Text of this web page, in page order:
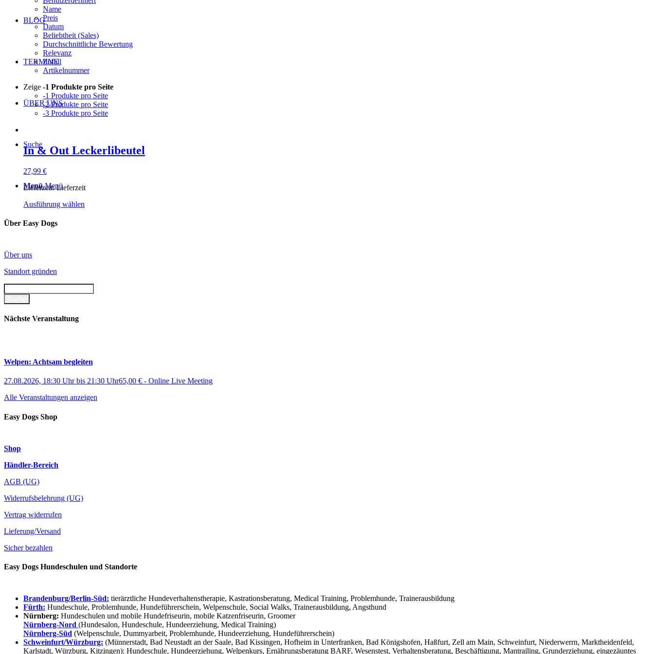
BLOG
TERMINE
ÜBER UNS
Suche
Menü Menü
Name
Preis
Datum
Beliebtheit (Sales)
Durchschnittliche Bewertung
Relevanz
Zufall
Artikelnummer
Zeige -1 Produkte pro Seite
-1 Produkte pro Seite
-2 Produkte pro Seite
-3 Produkte pro Seite
In & Out Leckerlibeutel
27,99 €
Lieferzeit:Lieferzeit
Ausführung wählen
auf
der
Über Easy Dogs
Über uns
Standort gründen
Nächste Veranstaltung
Welpen: Achtsam begleiten
27.08.2026, 18:30 Uhrbis 21:30 Uhr65,00 € - Online Live Meeting
Alle Veranstaltungen anzeigen
Easy Dogs Shop
Shop
Händler-Bereich
AGB (UG)
Widerrufsbelehrung (UG)
Vertrag widerrufen
Lieferung/Versand
Sicher bezahlen
Easy Dogs Hundeschulen und Standorte
Brandenburg/Berlin-Süd: tierärztliche Hundeverhaltenstherapie, Kastrationsberatung, Medical Training, Problemhunde, Trainerausbildung
Fürth: Hundeschule, Problemhunde, Hundeführerschein, Welpenschule, Social Walks, Trainerausbildung, Angsthund
Nürnberg: Hundeschulen und mobile Hundefriseurin, mobile Katzenfriseurin, Groomer
Nürnberg-Nord (Hundesalon, Hundeschule, Hundeerziehung, Medical Training)
Nürnberg-Süd (Welpenschule, Dummyarbeit, Problemhunde, Hundeerziehung, Hundeführerschein)
Schweinfurt/Würzburg: (Münnerstadt, Bad Neustadt an der Saale, Bad Kissingen, Hofheim in Unterfranken, Bad Königshofen, Haßfurt, Zell am Main, Schweinfurt, Niederwerrn, Marktheidenfeld,
Karlstadt, Würzburg, Kitzingen): Hundeschule, Hundeerziehung, Welpenkurs, Ernährungsberatung BARF, Wesenstest, Verhaltensberatung, Beschäftigung, Mantrailing, Grunderziehung, eingezäuntes